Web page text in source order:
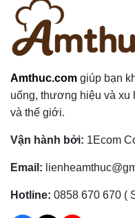
Amthuc.com giúp bạn
uống, thương hiệu và xu
và thế giới.
Vận hành bởi: 1Ecom
Email:
Hotline: 0858 670 670 (